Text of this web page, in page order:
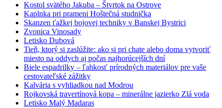
Kostol svätého Jakuba – Štvrtok na Ostrove
Kaplnka pri prameni Hoštečná studnička
Skanzen ťažkej bojovej techniky v Banskej Bystrici
Zvonica Vinosady
Letisko Dubová
Tieň, ktorý si zaslúžite: ako si pri chate alebo doma vytvoriť
miesto na oddych aj počas najhorúcejších dní
Biele espadrilky – ľahkosť prírodných materiálov pre vaše
cestovateľské zážitky
Kalvária s vyhliadkou nad Modrou
Rojkovská travertínová kopa – minerálne jazierko Zlá voda
Letisko Malý Madaras